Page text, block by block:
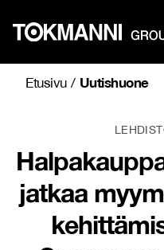
sisältöön
Etusivu/ Uutishuone
jatkaa